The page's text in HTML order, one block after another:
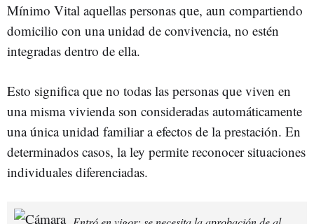
Mínimo Vital aquellas personas que, aun compartiendo
domicilio con una unidad de convivencia, no estén
integradas dentro de ella.
Esto significa que no todas las personas que viven en
una misma vivienda son consideradas automáticamente
una única unidad familiar a efectos de la prestación. En
determinados casos, la ley permite reconocer situaciones
individuales diferenciadas.